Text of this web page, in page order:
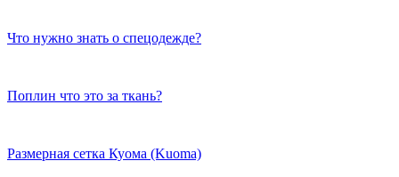
Что нужно знать о спецодежде?
Поплин что это за ткань?
Размерная сетка Куома (Kuoma)